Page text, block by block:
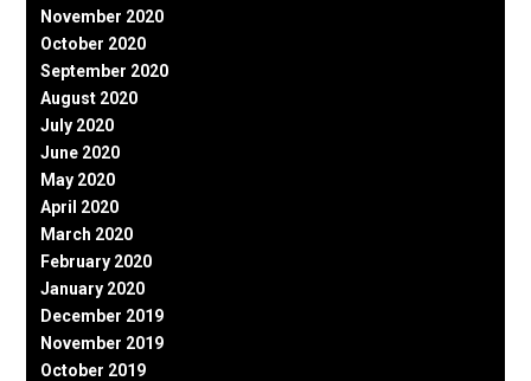
November 2020
October 2020
September 2020
August 2020
July 2020
June 2020
May 2020
April 2020
March 2020
February 2020
January 2020
December 2019
November 2019
October 2019